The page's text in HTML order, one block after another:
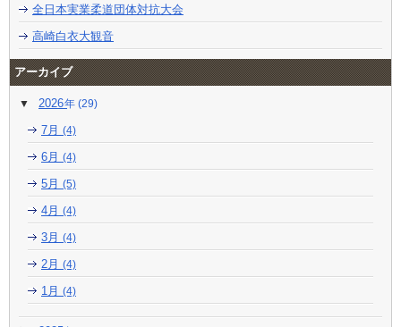
全日本実業柔道団体対抗大会
高崎白衣大観音
アーカイブ
2026 (29)
7月 (4)
6月 (4)
5月 (5)
4月 (4)
3月 (4)
2月 (4)
1月 (4)